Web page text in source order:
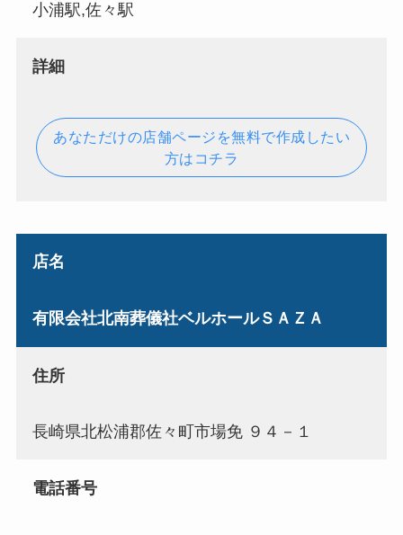
小浦駅,佐々駅
詳細
あなただけの店舗ページを無料で作成したい
方はコチラ
店名
有限会社北南葬儀社ベルホールＳＡＺＡ
住所
長崎県北松浦郡佐々町市場免 ９４－１
電話番号